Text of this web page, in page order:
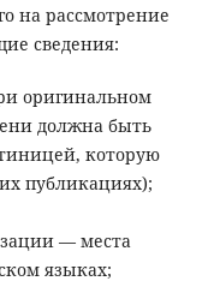
на рассмотрение
сведения:
оригинальном
должна быть
которую
публикациях);
— места
языках;